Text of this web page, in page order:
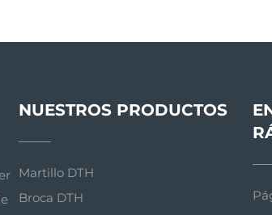
NUESTROS PRODUCTOS
Martillo DTH
Broca DTH